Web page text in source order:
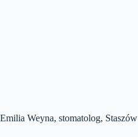
Emilia Weyna, stomatolog, Staszów